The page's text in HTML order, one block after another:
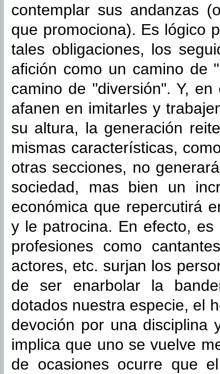
contemplar sus andanzas
que promociona). Es lógico
tales obligaciones, los
afición como un camino de
camino de "diversión". Y,
afanen en imitarles y
su altura, la generación
mismas características,
otras secciones, no
sociedad, mas bien un
económica que repercutirá
y le patrocina. En efecto,
profesiones como
actores, etc. surjan los
de ser enarbolar la
dotados nuestra especie, el
devoción por una disciplina
implica que uno se vuelve
de ocasiones ocurre que